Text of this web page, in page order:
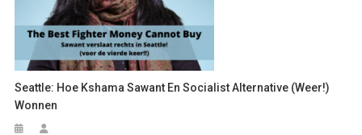
Seattle: Hoe Kshama Sawant En Socialist Alternative (weer!)
Wonnen